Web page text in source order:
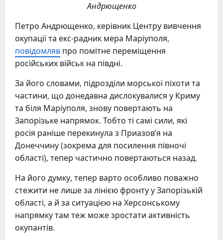
Андрющенко
Петро Андрющенко, керівник Центру вивчення
окупації та екс-радник мера Маріуполя,
повідомляв про помітне переміщення
російських військ на півдні.
За його словами, підрозділи морської піхоти та
частини, що донедавна дислокувалися у Криму
та біля Маріуполя, знову повертають на
Запорізьке напрямок. Тобто ті самі сили, які
росія раніше перекинула з Приазов’я на
Донеччину (зокрема для посилення півночі
області), тепер частично повертаються назад.
На його думку, тепер варто особливо поважно
стежити не лише за лінією фронту у Запорізькій
області, а й за ситуацією на Херсонському
напрямку там теж може зростати активність
окупантів.